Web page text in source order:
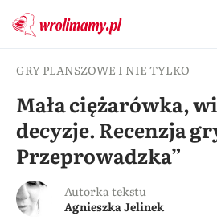
GRY PLANSZOWE I NIE TYLKO
Mała ciężarówka,
decyzje. Recenzja
Przeprowadzka”
Autorka tekstu
Agnieszka Jelinek